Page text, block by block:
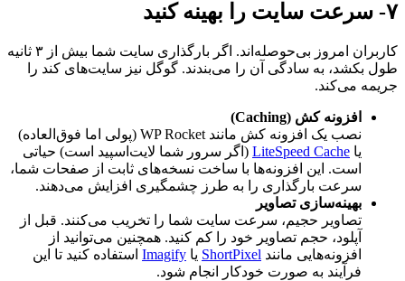
۷- سرعت سایت را بهینه کنید
کاربران امروز بی‌حوصله‌اند. اگر بارگذاری سایت شما بیش از ۳ ثانیه
طول بکشد، به سادگی آن را می‌بندند. گوگل نیز سایت‌های کند را
جریمه می‌کند.
افزونه کش (Caching)
نصب یک افزونه کش مانند WP Rocket (پولی اما فوق‌العاده)
یا LiteSpeed Cache (اگر سرور شما لایت‌اسپید است) حیاتی
است. این افزونه‌ها با ساخت نسخه‌های ثابت از صفحات شما،
سرعت بارگذاری را به طرز چشمگیری افزایش می‌دهند.
بهینه‌سازی تصاویر
تصاویر حجیم، سرعت سایت شما را تخریب می‌کنند. قبل از
آپلود، حجم تصاویر خود را کم کنید. همچنین می‌توانید از
افزونه‌هایی مانند ShortPixel یا Imagify استفاده کنید تا این
فرآیند به صورت خودکار انجام شود.